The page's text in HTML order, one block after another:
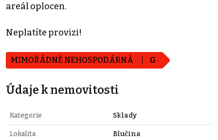
areál oplocen.
Neplatíte provizi!
MIMOŘÁDNĚ NEHOSPODÁRNÁ G
Údaje k nemovitosti
Kategorie Sklady
Lokalita Blučina